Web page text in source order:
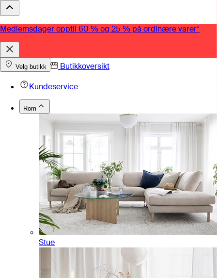
Medlemsdager opptil 60 % og 25 % på ordinære varer*
Velg butikk
Butikkoversikt
Kundeservice
Rom
Stue